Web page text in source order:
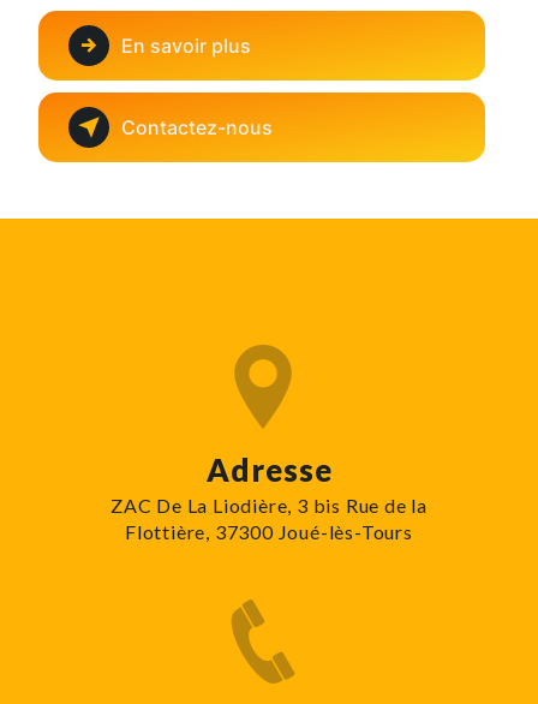
En savoir plus
Contactez-nous
Adresse
ZAC De La Liodière, 3 bis Rue de la
Flottière, 37300 Joué-lès-Tours